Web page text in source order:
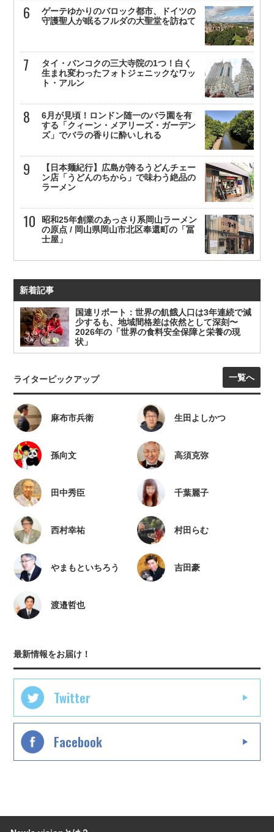
ゲーテゆかりのバロック都市、ドイツの
守護聖人が眠るフルダの大聖堂を訪ねて
タイ・バンコクの三大寺院の1つ！白く
生まれ変わったフォトジェニックなワッ
ト・アルン
6月が見頃！ロンドン随一のバラ園を有
する「クィーン・メアリーズ・ガーデン
ズ」でバラの香りに酔いしれる
【日本麺紀行】広島が誇るうどんチェー
ン店「うどんのちから」で味わう絶品の
ラーメン
昭和25年創業のあっさり系岡山ラーメン
の原点 / 岡山県岡山市北区奉還町の「冨
士屋」
新着記事
国連リポート：世界の飢餓人口は3年連続で減
少するも、地域間格差は依然として深刻〜
2026年の「世界の食料安全保障と栄養の現
状」
ライターピックアップ 一覧へ
麻布市兵衛 生田よしかつ
孫向文 高須克弥
田中秀臣 千葉麗子
西村幸祐 村田らむ
やまもといちろう 吉田豪
渡邉哲也
最新情報をお届け！
Twitter
Facebook